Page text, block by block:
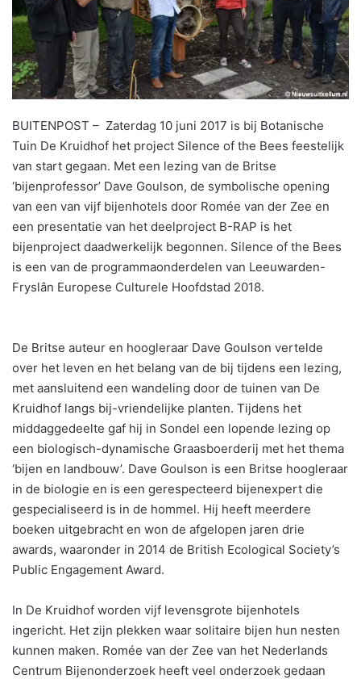
BUITENPOST – Zaterdag 10 juni 2017 is bij Botanische
Tuin De Kruidhof het project Silence of the Bees feestelijk
van start gegaan. Met een lezing van de Britse
‘bijenprofessor’ Dave Goulson, de symbolische opening
van een van vijf bijenhotels door Romée van der Zee en
een presentatie van het deelproject B-RAP is het
bijenproject daadwerkelijk begonnen. Silence of the Bees
is een van de programmaonderdelen van Leeuwarden-
Fryslân Europese Culturele Hoofdstad 2018.
De Britse auteur en hoogleraar Dave Goulson vertelde
over het leven en het belang van de bij tijdens een lezing,
met aansluitend een wandeling door de tuinen van De
Kruidhof langs bij-vriendelijke planten. Tijdens het
middaggedeelte gaf hij in Sondel een lopende lezing op
een biologisch-dynamische Graasboerderij met het thema
‘bijen en landbouw’. Dave Goulson is een Britse hoogleraar
in de biologie en is een gerespecteerd bijenexpert die
gespecialiseerd is in de hommel. Hij heeft meerdere
boeken uitgebracht en won de afgelopen jaren drie
awards, waaronder in 2014 de British Ecological Society’s
Public Engagement Award.
In De Kruidhof worden vijf levensgrote bijenhotels
ingericht. Het zijn plekken waar solitaire bijen hun nesten
kunnen maken. Romée van der Zee van het Nederlands
Centrum Bijenonderzoek heeft veel onderzoek gedaan